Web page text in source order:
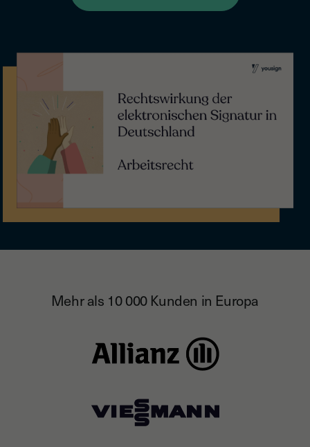
Mehr als 10 000 Kunden in Europa